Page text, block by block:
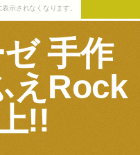
示されなくなります。
手作
えRock
!!